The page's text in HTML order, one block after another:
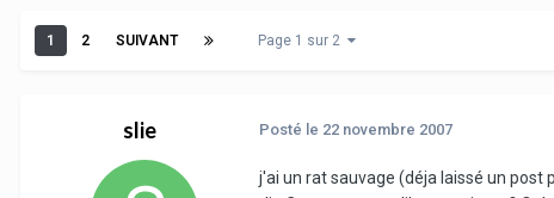
1 2 SUIVANT Page 1 sur 2
slie Posté le 22 novembre 2007
j'ai un rat sauvage (déja laissé un post